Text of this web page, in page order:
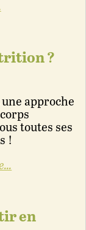
?
approche
toutes ses
!
en